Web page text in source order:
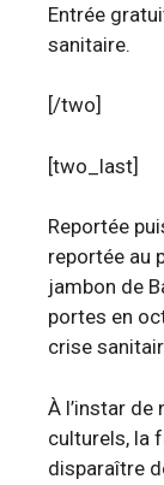
Entrée
sanitaire.
[/two]
[two_last]
Reportée
reportée au
jambon de
portes en
crise
À l’instar
culturels, la
disparaître